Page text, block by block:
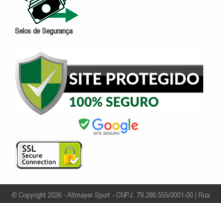
Selos de Segurança
© Copyright 2026 - Altmayer Sport - CNPJ: 79.286.555/0001-00 | Rua